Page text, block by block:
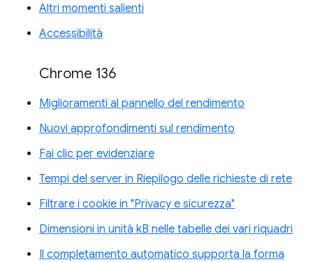
Altri momenti salienti
Accessibilità
Chrome 136
Miglioramenti al pannello del rendimento
Nuovi approfondimenti sul rendimento
Fai clic per evidenziare
Tempi del server in Riepilogo delle richieste di rete
Filtrare i cookie in "Privacy e sicurezza"
Dimensioni in unità kB nelle tabelle dei vari riquadri
Il completamento automatico supporta la forma